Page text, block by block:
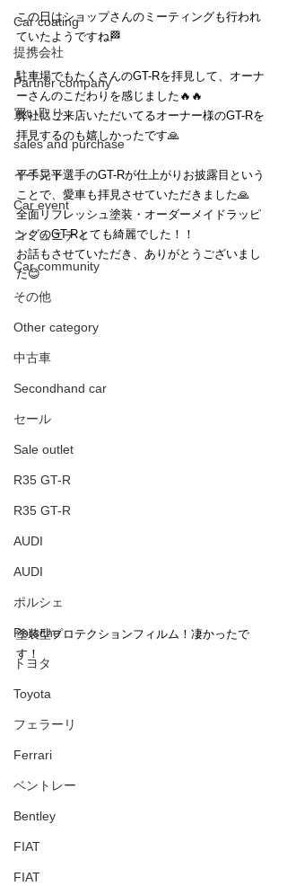
Car coating
提携会社
Partner company
買い取り
sales and purchase
イベント
Car event
コミュニティ
Car community
その他
Other category
中古車
Secondhand car
セール
Sale outlet
R35 GT-R
R35 GT-R
AUDI
AUDI
ポルシェ
Porsche
トヨタ
Toyota
フェラーリ
Ferrari
ベントレー
Bentley
FIAT
FIAT
この日はショップさんのミーティングも行われ
ていたようですね🏁
駐車場でもたくさんのGT-Rを拝見して、オーナ
ーさんのこだわりを感じました🔥🔥
弊社にご来店いただいてるオーナー様のGT-Rを
拝見するのも嬉しかったです🙏
平手晃平選手のGT-Rが仕上がりお披露目という
ことで、愛車も拝見させていただきました🙏
全面リフレッシュ塗装・オーダーメイドラッピ
ングのGT-Rとても綺麗でした！！
お話もさせていただき、ありがとうございまし
た😊
塗装型プロテクションフィルム！凄かったで
す！